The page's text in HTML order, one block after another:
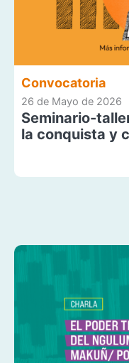
Convocatoria
26 de Mayo de 2026
Seminario-
la conquista y